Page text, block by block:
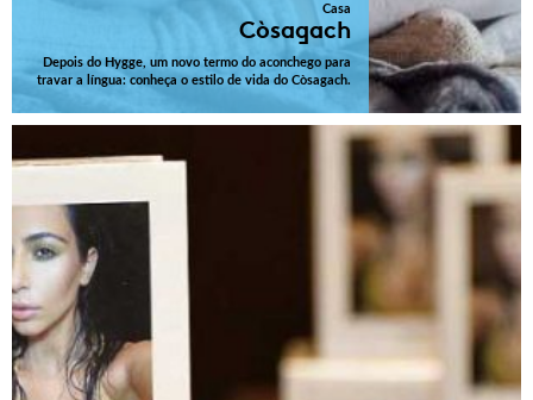
Casa
Còsagach
Depois do Hygge, um novo termo do aconchego para
travar a língua: conheça o estilo de vida do Còsagach.